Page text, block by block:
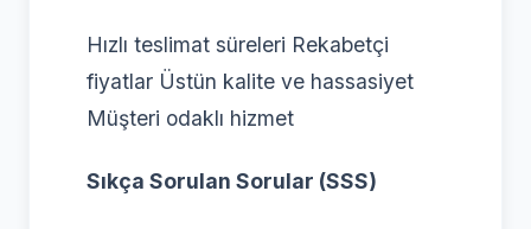
Hızlı teslimat süreleri Rekabetçi
fiyatlar Üstün kalite ve hassasiyet
Müşteri odaklı hizmet
Sıkça Sorulan Sorular (SSS)